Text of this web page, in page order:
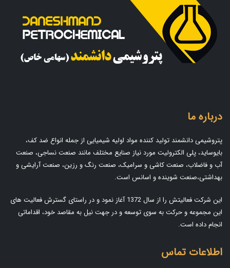
درباره ما
پتروشیمی دانشمند تولید کننده مواد اولیه شیمیایی از جمله انواع ضد کف،
بایوساید، پلی الکترولیت مورد نیاز صنایع مختلف مانند صنعت نساجی، صنعت
آب و فاضلاب، صنعت کاشی و سرامیک، صنعت رنگ و رزین، صنعت آرایشی و
بهداشتی،صنعت شوینده و اسانس است.
این شرکت فعالیتش را از سال 1372 آغاز نمود و در راستای گسترش فعالیت های
این مجموعه و حرکت به سوی توسعه و در جهت نیل به مقاصد خود، اقداماتی
انجام داده است.
اطلاعات تماس